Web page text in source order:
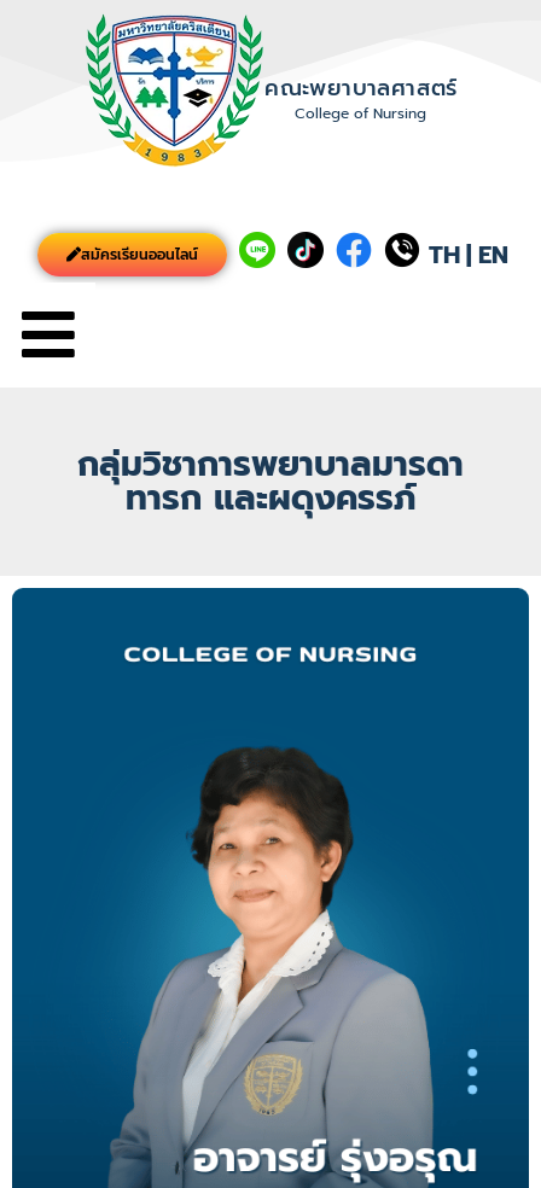
คณะพยาบาลศาสตร์
College of Nursing
สมัครเรียนออนไลน์ TH| EN
กลุ่มวิชาการพยาบาลมารดา
ทารก และผดุงครรภ์